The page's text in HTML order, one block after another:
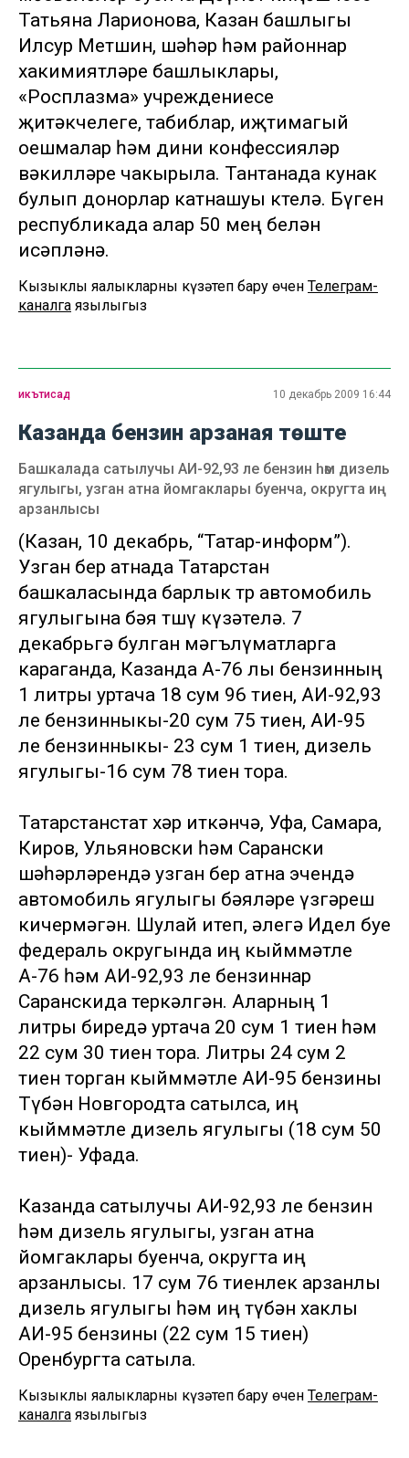
Татьяна Ларионова, Казан башлыгы
Илсур Метшин, шәһәр һәм районнар
хакимиятләре башлыклары,
«Росплазма» учреждениесе
җитәкчелеге, табиблар, иҗтимагый
оешмалар һәм дини конфессияләр
вәкилләре чакырыла. Тантанада кунак
булып донорлар катнашуы көтелә. Бүген
республикада алар 50 мең белән
исәпләнә.
Кызыклы яңалыкларны күзәтеп бару өчен Телеграм-
каналга язылыгыз
икътисад 10 декабрь 2009 16:44
Казанда бензин арзаная төште
Башкалада сатылучы АИ-92,93 ле бензин һәм дизель
ягулыгы, узган атна йомгаклары буенча, округта иң
арзанлысы
(Казан, 10 декабрь, “Татар-информ”).
Узган бер атнада Татарстан
башкаласында барлык төр автомобиль
ягулыгына бәя төшү күзәтелә. 7
декабрьгә булган мәгълүматларга
караганда, Казанда А-76 лы бензинның
1 литры уртача 18 сум 96 тиен, АИ-92,93
ле бензинныкы-20 сум 75 тиен, АИ-95
ле бензинныкы- 23 сум 1 тиен, дизель
ягулыгы-16 сум 78 тиен тора.
Татарстанстат хәр иткәнчә, Уфа, Самара,
Киров, Ульяновски һәм Сарански
шәһәрләрендә узган бер атна эчендә
автомобиль ягулыгы бәяләре үзгәреш
кичермәгән. Шулай итеп, әлегә Идел буе
федераль округында иң кыйммәтле
А-76 һәм АИ-92,93 ле бензиннар
Саранскида теркәлгән. Аларның 1
литры биредә уртача 20 сум 1 тиен һәм
22 сум 30 тиен тора. Литры 24 сум 2
тиен торган кыйммәтле АИ-95 бензины
Түбән Новгородта сатылса, иң
кыйммәтле дизель ягулыгы (18 сум 50
тиен)- Уфада.
Казанда сатылучы АИ-92,93 ле бензин
һәм дизель ягулыгы, узган атна
йомгаклары буенча, округта иң
арзанлысы. 17 сум 76 тиенлек арзанлы
дизель ягулыгы һәм иң түбән хаклы
АИ-95 бензины (22 сум 15 тиен)
Оренбургта сатыла.
Кызыклы яңалыкларны күзәтеп бару өчен Телеграм-
каналга язылыгыз